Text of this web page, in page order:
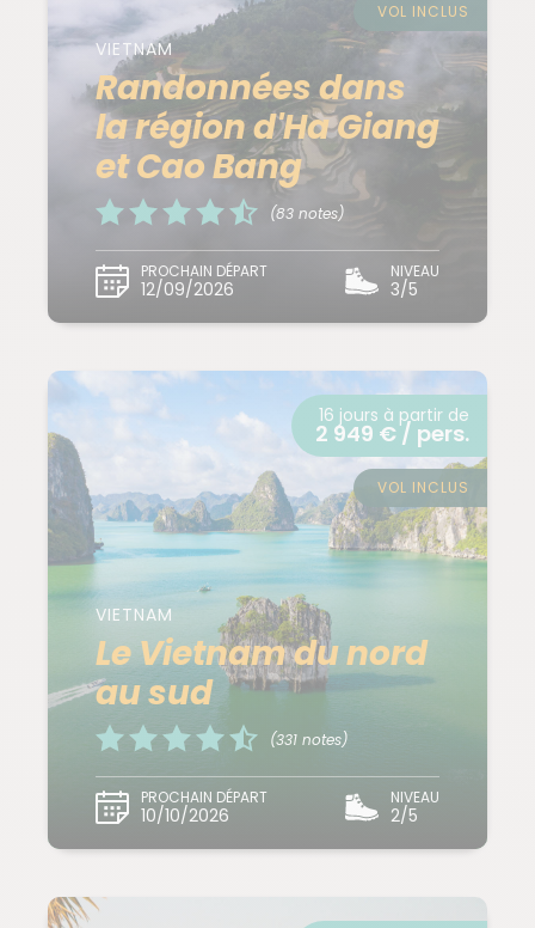
VIETNAM
Randonnées dans
la région d'Ha Giang
et Cao Bang
(83 notes)
PROCHAIN DÉPART
12/09/2026
NIVEAU
3/5
VOL INCLUS
VIETNAM
Le Vietnam du nord
au sud
(331 notes)
PROCHAIN DÉPART
10/10/2026
NIVEAU
2/5
16 jours à partir de
2 949 € / pers.
VOL INCLUS